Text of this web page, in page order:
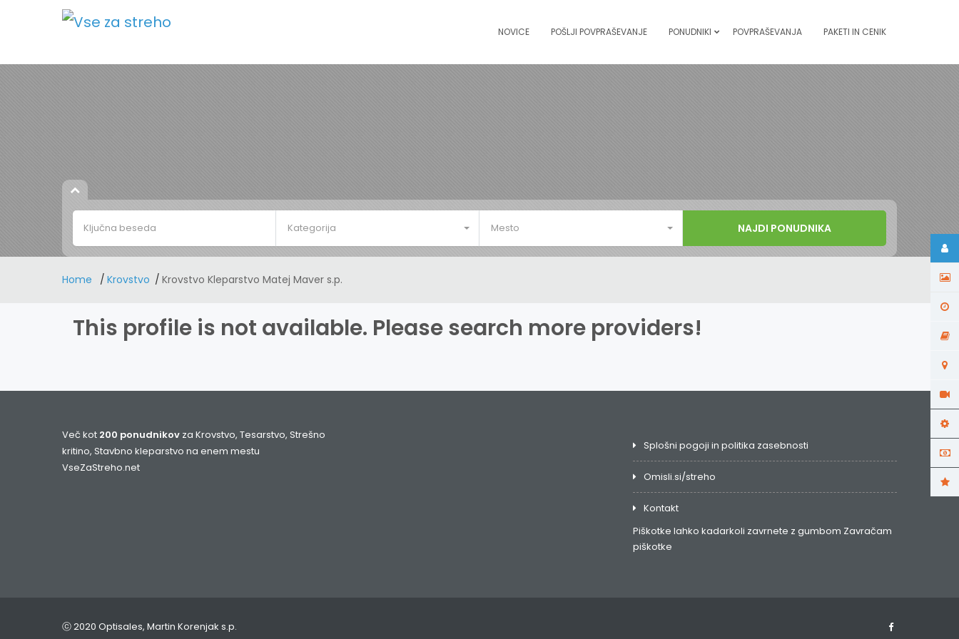
NOVICE POŠLJI POVPRAŠEVANJE PONUDNIKI POVPRAŠEVANJA PAKETI IN CENIK
Kategorija Mesto
Home Krovstvo Krovstvo Kleparstvo Matej Maver s.p.
This profile is not available. Please search more providers!
Več kot 200 ponudnikov za Krovstvo, Tesarstvo, Strešno
kritino, Stavbno kleparstvo na enem mestu
VseZaStreho.net
Splošni pogoji in politika zasebnosti
Omisli.si/streho
Kontakt
Piškotke lahko kadarkoli zavrnete z gumbom Zavračam
piškotke
ⓒ 2020 Optisales, Martin Korenjak s.p.